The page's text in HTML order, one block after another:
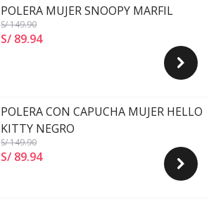
POLERA MUJER SNOOPY MARFIL
S/ 149.90
S/ 89.94
POLERA CON CAPUCHA MUJER HELLO
KITTY NEGRO
S/ 149.90
S/ 89.94